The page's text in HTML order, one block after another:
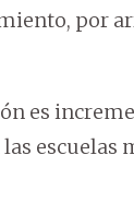
por
es
escuelas